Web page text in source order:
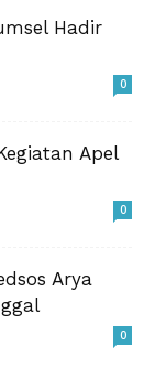
Hadir
0
Apel
0
Arya
0